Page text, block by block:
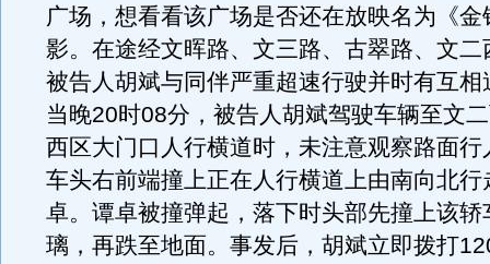
广场，想看看该广场是否还在放映名为《
影。在途经文晖路、文三路、古翠路、文二
被告人胡斌与同伴严重超速行驶并时有互相
当晚20时08分，被告人胡斌驾驶车辆至文
西区大门口人行横道时，未注意观察路面行
车头右前端撞上正在人行横道上由南向北行
卓。谭卓被撞弹起，落下时头部先撞上该轿
璃，再跌至地面。事发后，胡斌立即拨打